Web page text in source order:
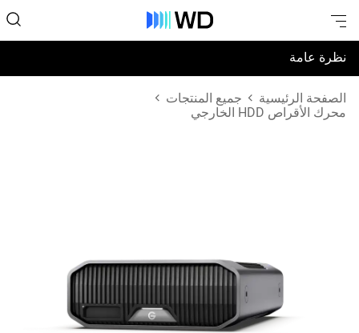
نظرة عامة
المواصفات
الصفحة الرئيسية
جميع المنتجات
محرك الأقراص HDD الخارجي